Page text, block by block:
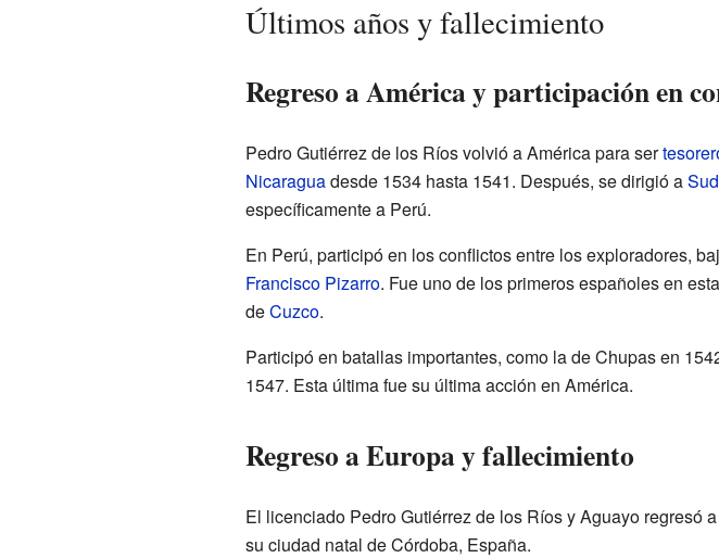
Últimos años y fallecimiento
Regreso a América y participación en
Pedro Gutiérrez de los Ríos volvió a América para ser
Nicaraguadesde 1534 hasta 1541. Después, se dirigió a
específicamente a Perú.
En Perú, participó en los conflictos entre los exploradores,
Francisco Pizarro. Fue uno de los primeros españoles en
deCuzco.
Participó en batallas importantes, como la de Chupas en
1547. Esta última fue su última acción en América.
Regreso a Europa y fallecimiento
El licenciado Pedro Gutiérrez de los Ríos y Aguayo regresó
su ciudad natal de Córdoba, España.